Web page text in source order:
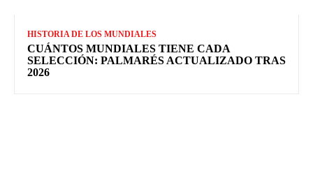
HISTORIA DE LOS MUNDIALES
CUÁNTOS MUNDIALES TIENE CADA
SELECCIÓN: PALMARÉS ACTUALIZADO TRAS
2026